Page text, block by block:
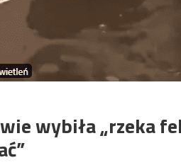
wybiła „rzeka